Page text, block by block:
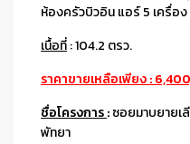
ห้องครัวบิวอิน แอร์ 5 เครื่อง
เนื้อที่: 104.2 ตรว.
ราคาขายเหลือเพียง :
ชื่อโครงการ:ซอยมาบยาย
พัทยา